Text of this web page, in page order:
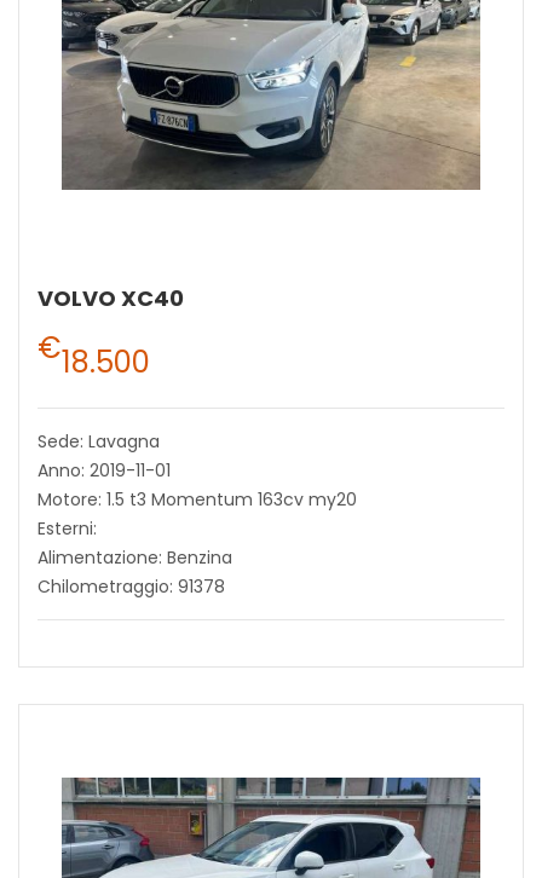
VOLVO XC40
€18.500
Sede: Lavagna
Anno: 2019-11-01
Motore: 1.5 t3 Momentum 163cv my20
Esterni:
Alimentazione: Benzina
Chilometraggio: 91378